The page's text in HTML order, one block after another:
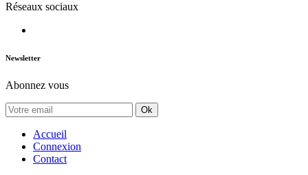
Réseaux sociaux
Newsletter
Abonnez vous
Ok
Accueil
Connexion
Contact